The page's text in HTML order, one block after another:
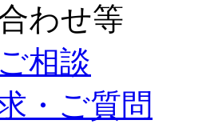
わせ等
相談
・ご質問